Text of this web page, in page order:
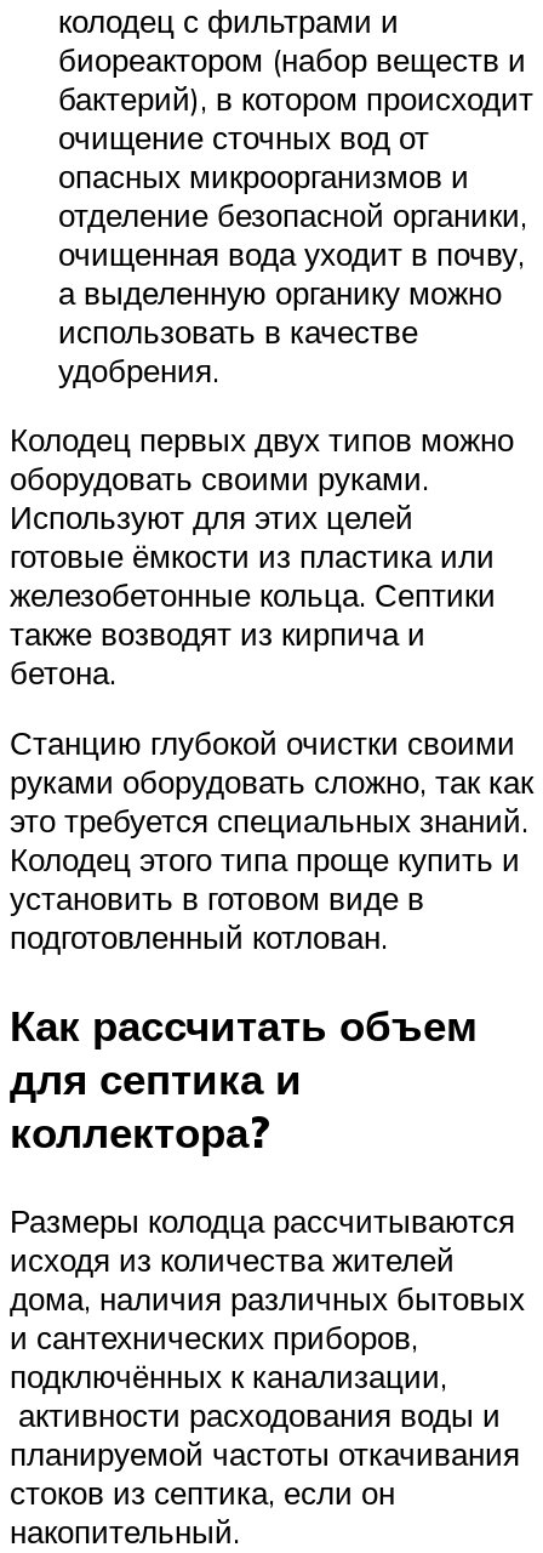
колодец с фильтрами и
биореактором (набор веществ и
бактерий), в котором происходит
очищение сточных вод от
опасных микроорганизмов и
отделение безопасной органики,
очищенная вода уходит в почву,
а выделенную органику можно
использовать в качестве
удобрения.
Колодец первых двух типов можно
оборудовать своими руками.
Используют для этих целей
готовые ёмкости из пластика или
железобетонные кольца. Септики
также возводят из кирпича и
бетона.
Станцию глубокой очистки своими
руками оборудовать сложно, так как
это требуется специальных знаний.
Колодец этого типа проще купить и
установить в готовом виде в
подготовленный котлован.
Как рассчитать объем
для септика и
коллектора?
Размеры колодца рассчитываются
исходя из количества жителей
дома, наличия различных бытовых
и сантехнических приборов,
подключённых к канализации,
активности расходования воды и
планируемой частоты откачивания
стоков из септика, если он
накопительный.